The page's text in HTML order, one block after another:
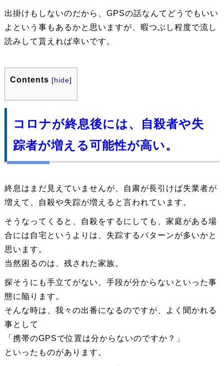
出掛けもしないのだから、GPSの話なんてどうでもいい
よという事もあるかと思いますが、暇つぶし程度で流し
読みして貰えれば幸いです。
Contents [hide]
コロナが終息後には、自殺者や失
踪者が増える可能性が高い。
終息はまだ見えていませんが、自粛が長引けば失業者が
増えて、自殺や失踪が増えると言われています。
そうなってくると、自殺をするにしても、家庭がある場
合には自宅というよりは、失踪するパターンが多いかと
思います。
当然困るのは、残された家族。
探そうにも手立てがない、手段が分からないといった事
態に陥ります。
そんな時は、我々の出番になるのですが、よく聞かれる
事として
「携帯のGPSで位置は分からないのですか？」
といったものがあります。